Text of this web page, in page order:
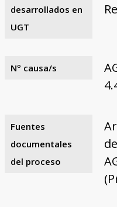
desarrollados en
UGT
Nº causa/s
Fuentes
documentales
del proceso